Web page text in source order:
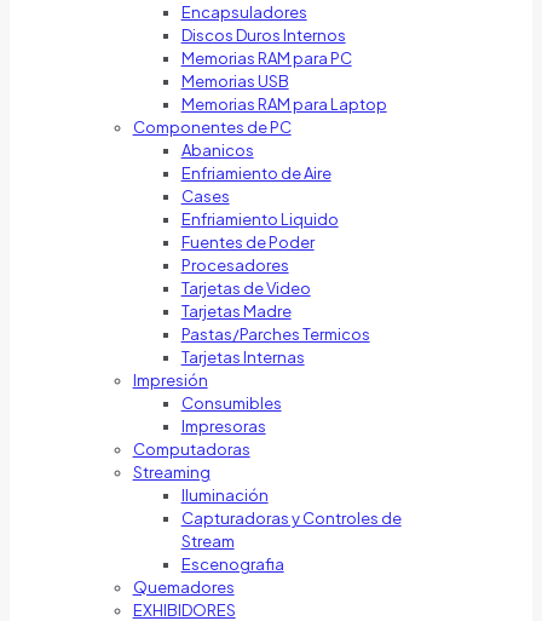
Encapsuladores
Discos Duros Internos
Memorias RAM para PC
Memorias USB
Memorias RAM para Laptop
Componentes de PC
Abanicos
Enfriamiento de Aire
Cases
Enfriamiento Liquido
Fuentes de Poder
Procesadores
Tarjetas de Video
Tarjetas Madre
Pastas/Parches Termicos
Tarjetas Internas
Impresión
Consumibles
Impresoras
Computadoras
Streaming
Iluminación
Capturadoras y Controles de
Stream
Escenografia
Quemadores
EXHIBIDORES